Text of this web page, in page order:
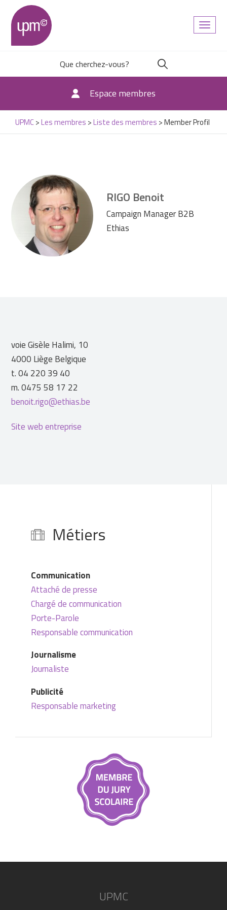
Espace membres
UPMC>Les membres >Liste des membres >Member Profil
RIGO Benoit
Campaign Manager B2B
Ethias
voie Gisèle Halimi, 10
4000 Liège Belgique
t. 04 220 39 40
m. 0475 58 17 22
benoit.rigo@ethias.be
Site web entreprise
Métiers
Communication
Attaché de presse
Chargé de communication
Porte-Parole
Responsable communication
Journalisme
Journaliste
Publicité
Responsable marketing
UPMC